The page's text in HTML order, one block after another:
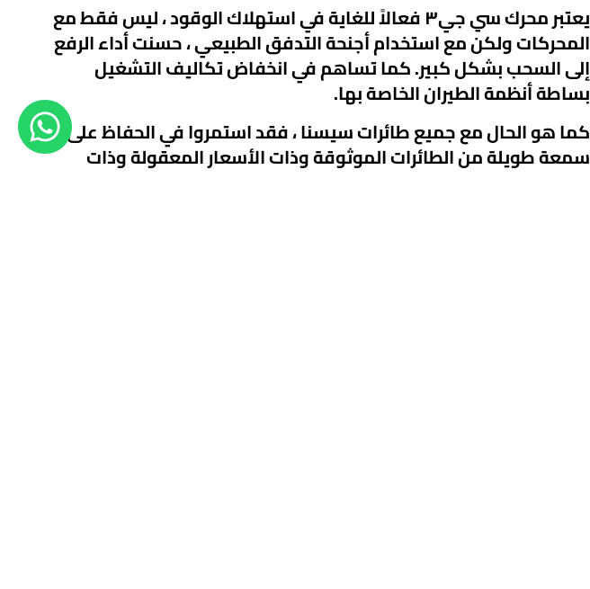
يعتبر محرك سي جي٣ فعالاً للغاية في استهلاك الوقود ، ليس فقط مع
المحركات ولكن مع استخدام أجنحة التدفق الطبيعي ، حسنت أداء الرفع
إلى السحب بشكل كبير. كما تساهم في انخفاض تكاليف التشغيل
بساطة أنظمة الطيران الخاصة بها.
كما هو الحال مع جميع طائرات سيسنا ، فقد استمروا في الحفاظ على
سمعة طويلة من الطائرات الموثوقة وذات الأسعار المعقولة وذات